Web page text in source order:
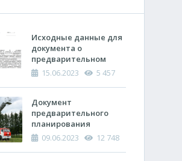
Исходные данные для
документа о
предварительном
планировании
подразделений по
тушению пожара
15.06.2023 5 457
Документ
предварительного
планирования
действий по тушению
09.06.2023 12 748